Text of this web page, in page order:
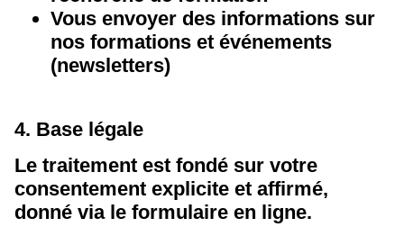
Vous envoyer des informations sur
nos formations et événements
(newsletters)
4. Base légale
Le traitement est fondé sur votre
consentement explicite et affirmé,
donné via le formulaire en ligne.